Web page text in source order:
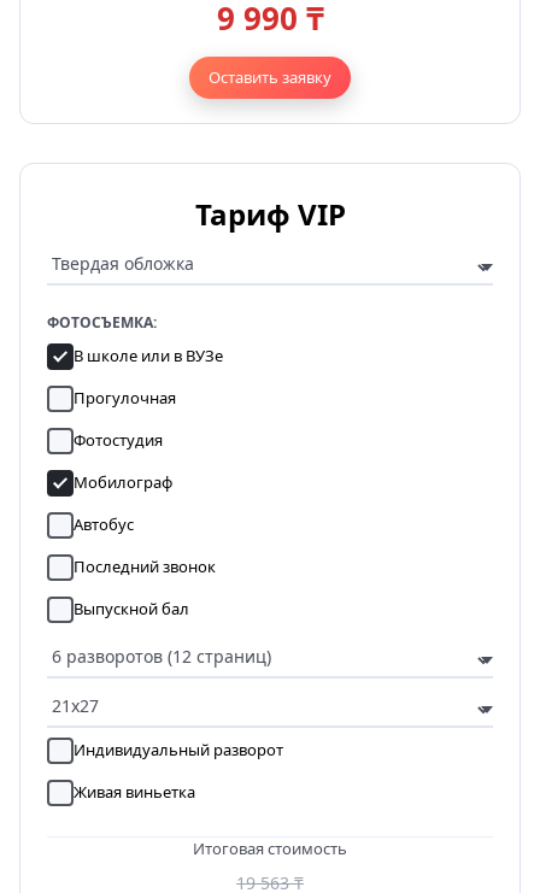
9 990 ₸
Оставить заявку
Тариф VIP
ФОТОСЪЕМКА:
В школе или в ВУЗе
Прогулочная
Фотостудия
Мобилограф
Автобус
Последний звонок
Выпускной бал
Индивидуальный разворот
Живая виньетка
Итоговая стоимость
19 563 ₸